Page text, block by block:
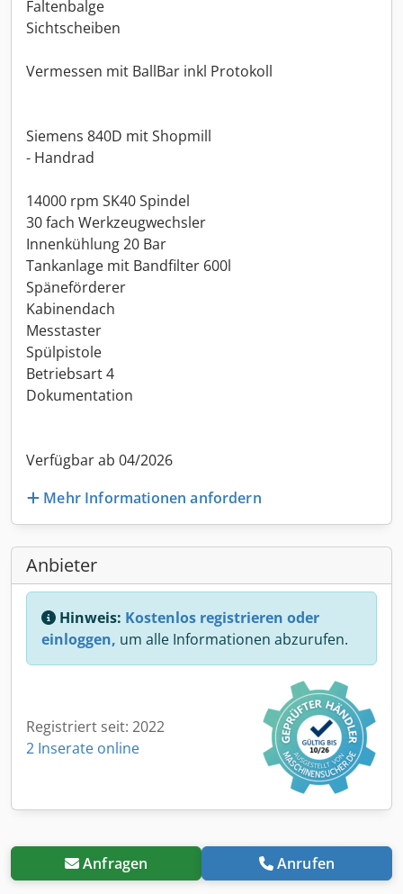
Faltenbalge
Sichtscheiben
Vermessen mit BallBar inkl Protokoll
Siemens 840D mit Shopmill
- Handrad
14000 rpm SK40 Spindel
30 fach Werkzeugwechsler
Innenkühlung 20 Bar
Tankanlage mit Bandfilter 600l
Späneförderer
Kabinendach
Messtaster
Spülpistole
Betriebsart 4
Dokumentation
Verfügbar ab 04/2026
Mehr Informationen anfordern
Anbieter
Hinweis: Kostenlos registrieren oder
einloggen, um alle Informationen abzurufen.
Registriert seit: 2022
2 Inserate online
Anfragen Anrufen